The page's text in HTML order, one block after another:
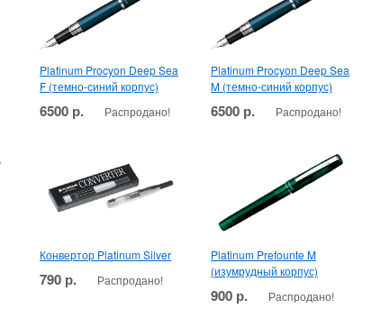
Platinum Procyon Deep Sea
F (темно-синий корпус)
6500 р. Распродано!
Platinum Procyon Deep Sea
M (темно-синий корпус)
6500 р. Распродано!
Конвертор Platinum Silver
790 р. Распродано!
Platinum Prefounte M
(изумрудный корпус)
900 р. Распродано!